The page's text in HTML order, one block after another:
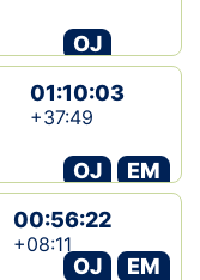
OJ
01:10:03
+37:49
OJ
EM
00:56:22
+08:11
OJ
EM